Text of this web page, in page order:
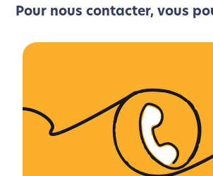
Pour nous contacter, vous